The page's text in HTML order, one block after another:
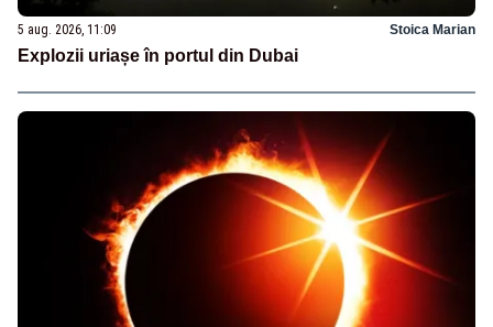
5 aug. 2026, 11:09 Stoica Marian
Explozii uriașe în portul din Dubai